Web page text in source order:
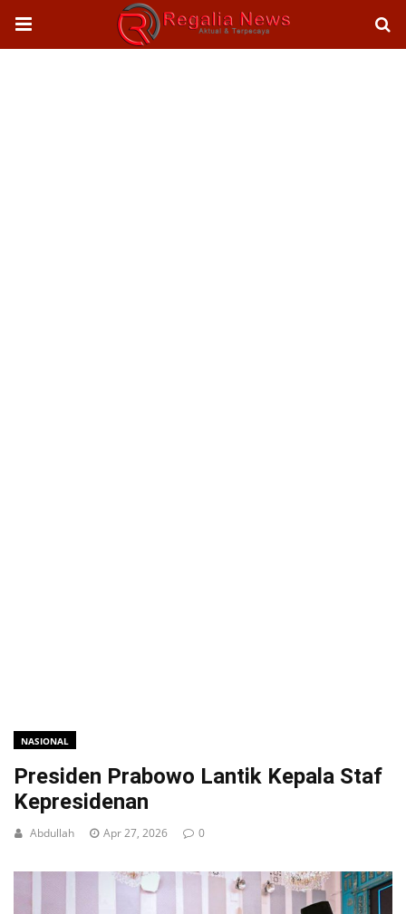
NASIONAL
Presiden Prabowo Lantik Kepala Staf
Kepresidenan
Abdullah Apr 27, 2026 0